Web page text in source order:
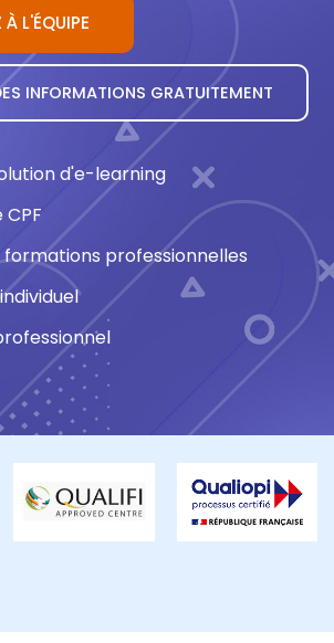
À L'ÉQUIPE
INFORMATIONS GRATUITEMENT
d'e-learning
formations professionnelles